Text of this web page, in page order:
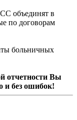
объединят в
по договорам
больничных
отчетности Вы
и без ошибок!